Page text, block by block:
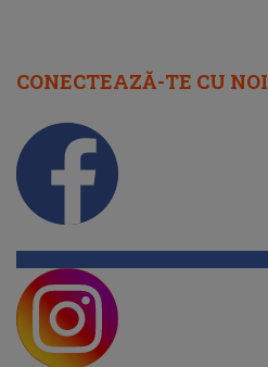
CONECTEAZĂ-TE CU NOI